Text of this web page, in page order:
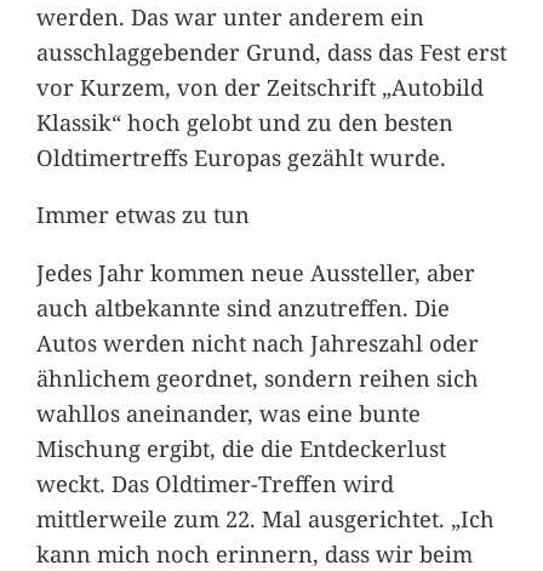
werden. Das war unter anderem ein
ausschlaggebender Grund, dass das Fest erst
vor Kurzem, von der Zeitschrift „Autobild
Klassik“ hoch gelobt und zu den besten
Oldtimertreffs Europas gezählt wurde.
Immer etwas zu tun
Jedes Jahr kommen neue Aussteller, aber
auch altbekannte sind anzutreffen. Die
Autos werden nicht nach Jahreszahl oder
ähnlichem geordnet, sondern reihen sich
wahllos aneinander, was eine bunte
Mischung ergibt, die die Entdeckerlust
weckt. Das Oldtimer-Treffen wird
mittlerweile zum 22. Mal ausgerichtet. „Ich
kann mich noch erinnern, dass wir beim